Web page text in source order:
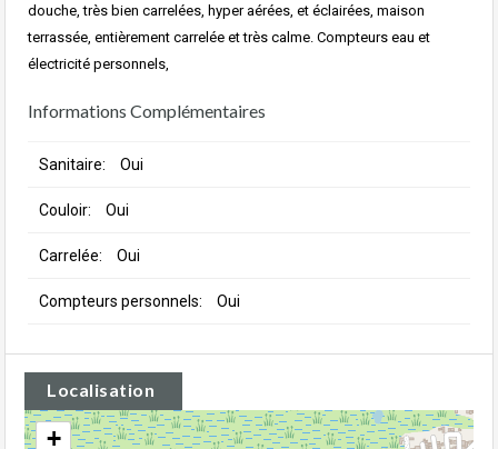
douche, très bien carrelées, hyper aérées, et éclairées, maison
terrassée, entièrement carrelée et très calme. Compteurs eau et
électricité personnels,
Informations Complémentaires
Sanitaire: Oui
Couloir: Oui
Carrelée: Oui
Compteurs personnels: Oui
Localisation
+